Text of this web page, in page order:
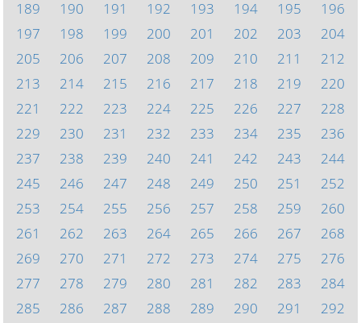
189
190 191 192 193 194 195
196
197
198 199 200 201 202 203
204
205
206 207 208 209 210 211
212
213
214 215 216 217 218 219
220
221
222 223 224 225 226 227
228
229
230 231 232 233 234 235
236
237
238 239 240 241 242 243
244
245
246 247 248 249 250 251
252
253
254 255 256 257 258 259
260
261
262 263 264 265 266 267
268
269
270 271 272 273 274 275
276
277
278 279 280 281 282 283
284
285
286 287 288 289 290 291
292